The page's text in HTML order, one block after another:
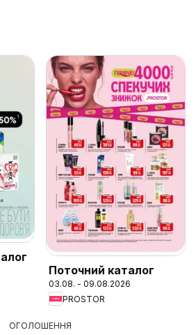
Поточний каталог
03.08. - 09.08.2026
PROSTOR
ОГОЛОШЕННЯ